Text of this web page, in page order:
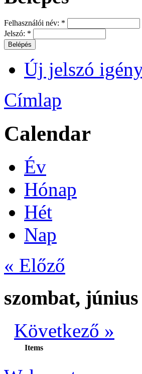
Felhasználói név: *
Jelszó: *
Új jelszó
Címlap
Calendar
Év
Hónap
Hét
Nap
« Előző
szombat, június
Következő »
Items